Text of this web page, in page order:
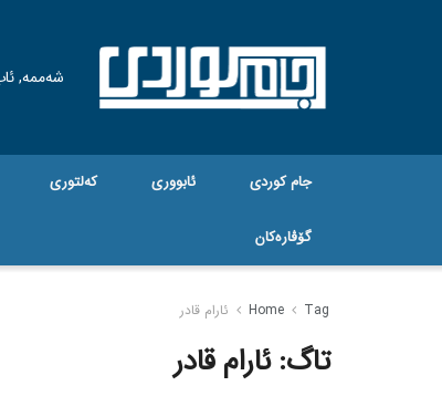
شەممە, ئاب 8,
جام کوردی ئابووری کەلتوری
گۆڤاره‌کان
Home Tag ئارام قادر
تاگ:ئارام قادر